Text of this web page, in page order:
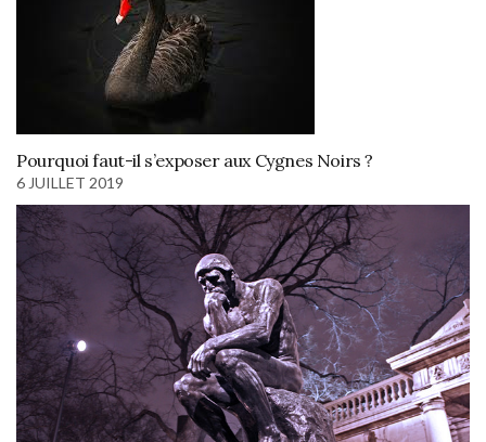
Pourquoi faut-il s’exposer aux Cygnes Noirs ?
6 JUILLET 2019